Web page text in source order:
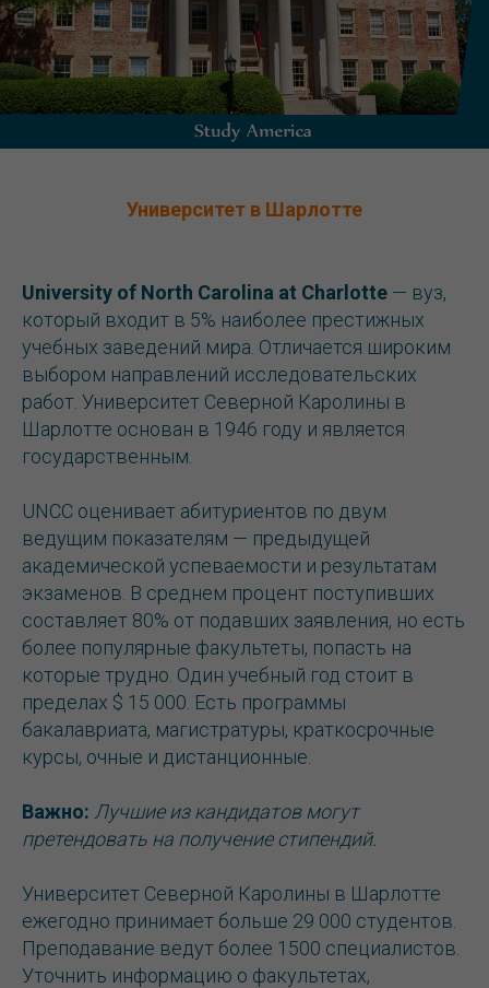
Университет в Шарлотте
University of North Carolina at Charlotte — вуз,
который входит в 5% наиболее престижных
учебных заведений мира. Отличается широким
выбором направлений исследовательских
работ. Университет Северной Каролины в
Шарлотте основан в 1946 году и является
государственным.
UNCC оценивает абитуриентов по двум
ведущим показателям — предыдущей
академической успеваемости и результатам
экзаменов. В среднем процент поступивших
составляет 80% от подавших заявления, но есть
более популярные факультеты, попасть на
которые трудно. Один учебный год стоит в
пределах $ 15 000. Есть программы
бакалавриата, магистратуры, краткосрочные
курсы, очные и дистанционные.
Важно: Лучшие из кандидатов могут
претендовать на получение стипендий.
Университет Северной Каролины в Шарлотте
ежегодно принимает больше 29 000 студентов.
Преподавание ведут более 1500 специалистов.
Уточнить информацию о факультетах,